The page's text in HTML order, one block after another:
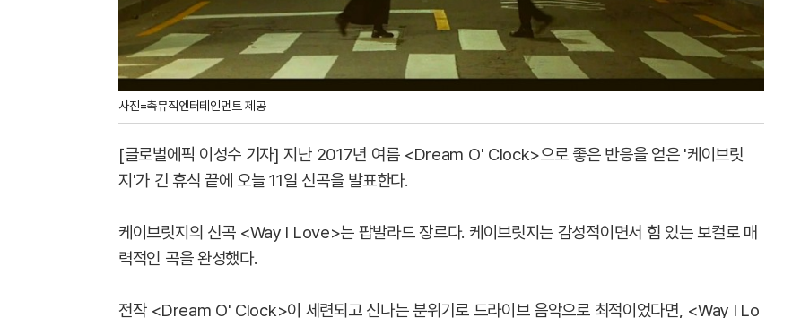
사진=촉뮤직엔터테인먼트 제공
[글로벌에픽 이성수 기자] 지난 2017년 여름 <Dream O' Clock>으로 좋은 반응을 얻은 '케이브릿
지'가 긴 휴식 끝에 오늘 11일 신곡을 발표한다.
케이브릿지의 신곡 <Way I Love>는 팝발라드 장르다. 케이브릿지는 감성적이면서 힘 있는 보컬로 매
력적인 곡을 완성했다.
전작 <Dream O' Clock>이 세련되고 신나는 분위기로 드라이브 음악으로 최적이었다면, <Way I Lo